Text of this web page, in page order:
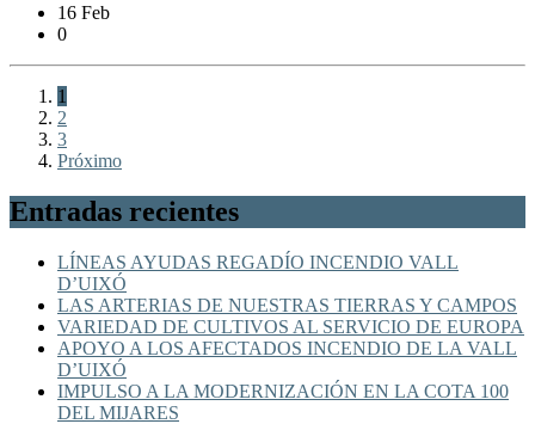
16 Feb
0
1
2
3
Próximo
Entradas recientes
LÍNEAS AYUDAS REGADÍO INCENDIO VALL
D’UIXÓ
LAS ARTERIAS DE NUESTRAS TIERRAS Y CAMPOS
VARIEDAD DE CULTIVOS AL SERVICIO DE EUROPA
APOYO A LOS AFECTADOS INCENDIO DE LA VALL
D’UIXÓ
IMPULSO A LA MODERNIZACIÓN EN LA COTA 100
DEL MIJARES